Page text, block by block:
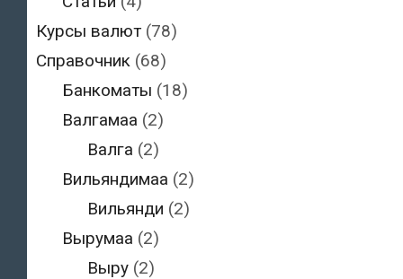
Курсы валют (78)
Справочник (68)
Банкоматы (18)
Валгамаа (2)
Валга (2)
Вильяндимаа (2)
Вильянди (2)
Вырумаа (2)
Выру (2)